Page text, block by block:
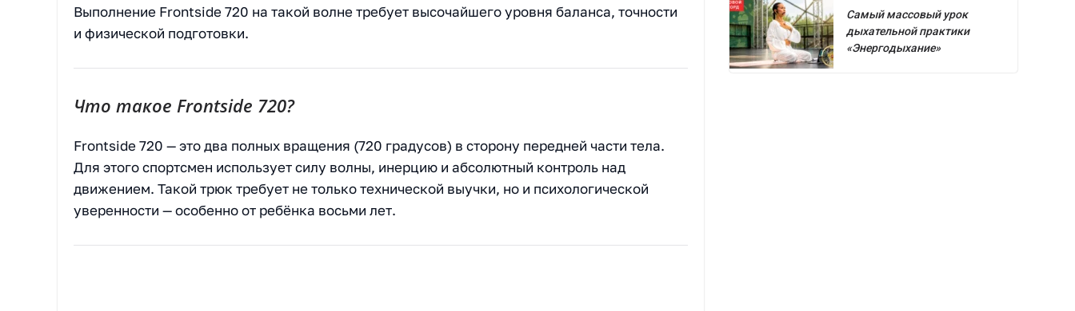
Выполнение Frontside 720 на такой волне требует высочайшего уровня баланса, точности
и физической подготовки.
Что такое Frontside 720?
Frontside 720 — это два полных вращения (720 градусов) в сторону передней части тела.
Для этого спортсмен использует силу волны, инерцию и абсолютный контроль над
движением. Такой трюк требует не только технической выучки, но и психологической
уверенности — особенно от ребёнка восьми лет.
Самый массовый урок
дыхательной практики
«Энергодыхание»